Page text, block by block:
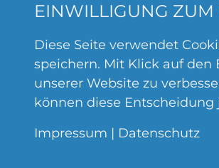
EINWILLIGUNG ZUM
Diese Seite verwendet
speichern. Mit Klick auf den
unserer Website zu
können diese Entscheidung
Impressum | Datenschutz